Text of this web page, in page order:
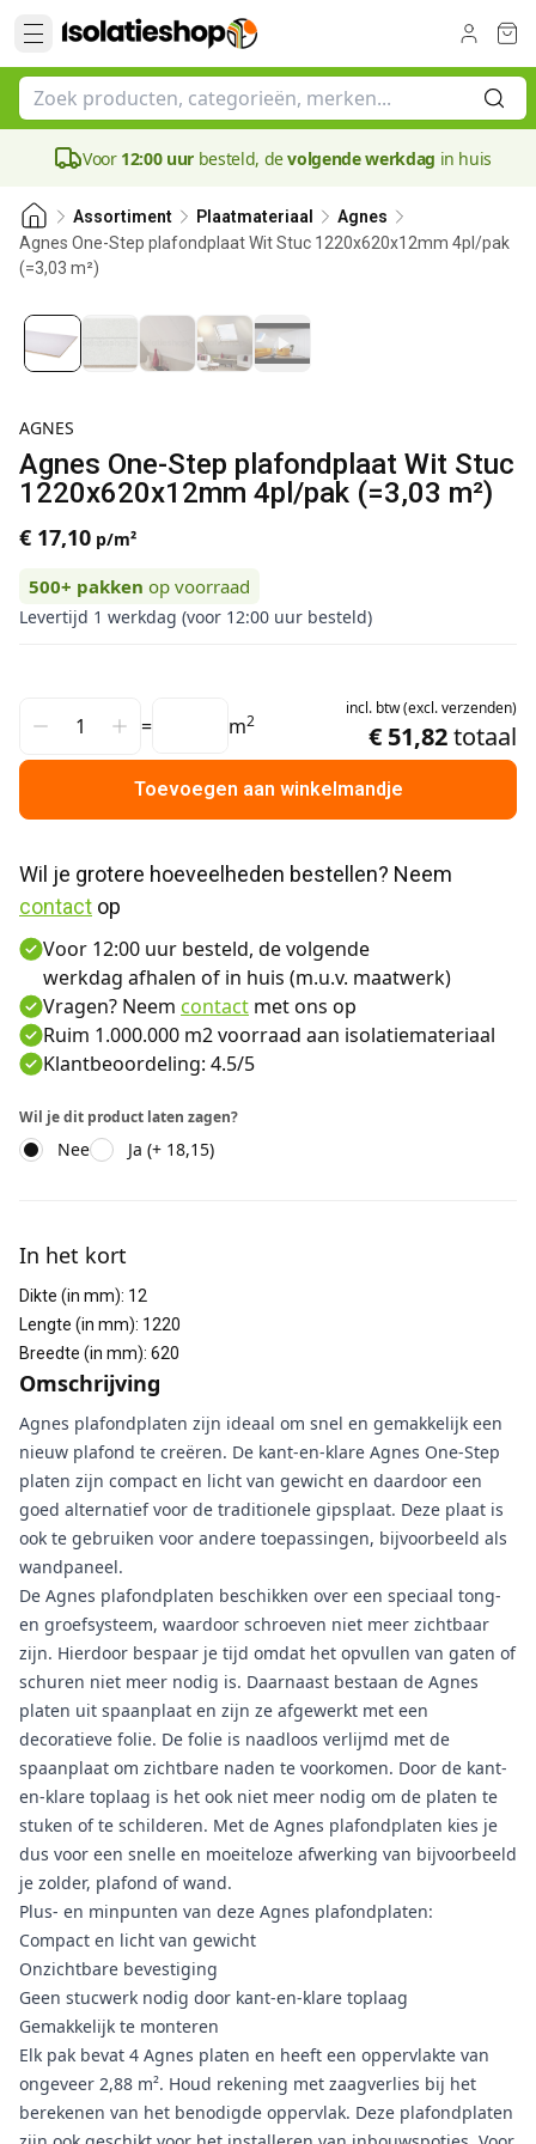
Voor 12:00 uur besteld, devolgende werkdag in huis
Assortiment Plaatmateriaal
Agnes
Agnes One-Step plafondplaat Wit Stuc 1220x620x12mm 4pl/pak
(=3,03 m²)
AGNES
Agnes One-Step plafondplaat Wit Stuc
1220x620x12mm 4pl/pak (=3,03 m²)
€ 17,10 p/m²
500+ pakken op voorraad
Levertijd 1 werkdag (voor 12:00 uur besteld)
= m2
incl. btw(excl.verzenden)
€ 51,82totaal
Toevoegen aan winkelmandje
contact op
Voor 12:00 uur besteld, de volgende
werkdag afhalen of in huis (m.u.v. maatwerk)
Vragen? Neem contact met ons op
Ruim 1.000.000 m2 voorraad aan isolatiemateriaal
Klantbeoordeling: 4.5/5
Wil je dit product laten zagen?
Nee Ja (+ 18,15)
In het kort
Dikte (in mm): 12
Lengte (in mm): 1220
Breedte (in mm): 620
Omschrijving
Agnes plafondplaten zijn ideaal om snel en gemakkelijk een
nieuw plafond te creëren. De kant-en-klare Agnes One-Step
platen zijn compact en licht van gewicht en daardoor een
goed alternatief voor de traditionele gipsplaat. Deze plaat is
ook te gebruiken voor andere toepassingen, bijvoorbeeld als
wandpaneel.
De Agnes plafondplaten beschikken over een speciaal tong-
en groefsysteem, waardoor schroeven niet meer zichtbaar
zijn. Hierdoor bespaar je tijd omdat het opvullen van gaten of
schuren niet meer nodig is. Daarnaast bestaan de Agnes
platen uit spaanplaat en zijn ze afgewerkt met een
decoratieve folie. De folie is naadloos verlijmd met de
spaanplaat om zichtbare naden te voorkomen. Door de kant-
en-klare toplaag is het ook niet meer nodig om de platen te
stuken of te schilderen. Met de Agnes plafondplaten kies je
dus voor een snelle en moeiteloze afwerking van bijvoorbeeld
je zolder, plafond of wand.
Plus- en minpunten van deze Agnes plafondplaten:
Compact en licht van gewicht
Onzichtbare bevestiging
Geen stucwerk nodig door kant-en-klare toplaag
Gemakkelijk te monteren
Elk pak bevat 4 Agnes platen en heeft een oppervlakte van
ongeveer 2,88 m². Houd rekening met zaagverlies bij het
berekenen van het benodigde oppervlak. Deze plafondplaten